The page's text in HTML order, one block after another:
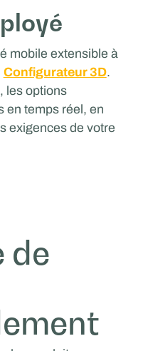
mobile extensible à
Configurateur 3D.
les options
en temps réel, en
exigences de votre
de